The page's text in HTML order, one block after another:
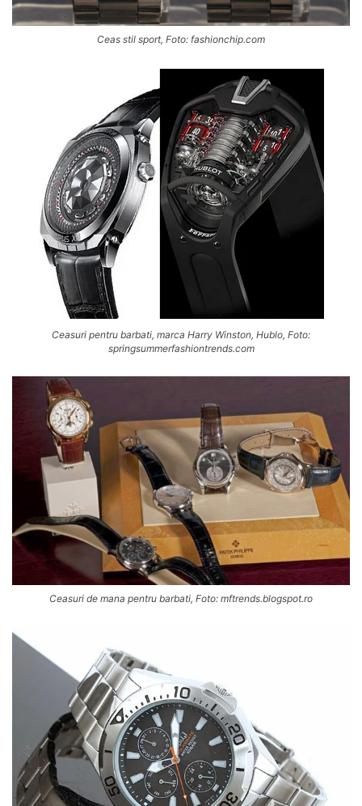
Ceas stil sport, Foto: fashionchip.com
Ceasuri pentru barbati, marca Harry Winston, Hublo, Foto:
springsummerfashiontrends.com
Ceasuri de mana pentru barbati, Foto: mftrends.blogspot.ro